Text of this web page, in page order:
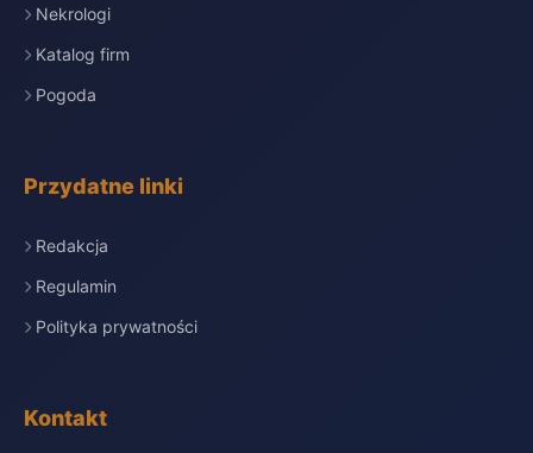
Nekrologi
Katalog firm
Pogoda
Przydatne linki
Redakcja
Regulamin
Polityka prywatności
Kontakt